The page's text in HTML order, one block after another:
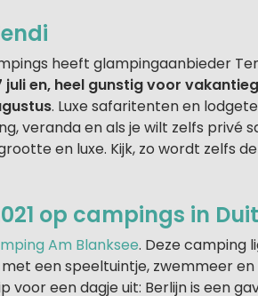
heeft glampingaanbieder
juli en, heel gunstig voor
. Luxe safaritenten en
veranda en als je wilt zelfs privé
en luxe. Kijk, zo wordt zelfs
op campings in
Am Blanksee. Deze camping
een speeltuintje, zwemmeer
voor een dagje uit: Berlijn is een